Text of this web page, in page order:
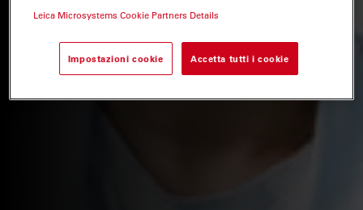
Leica Microsystems Cookie Partners Details
Impostazioni cookie Accetta tutti i cookie